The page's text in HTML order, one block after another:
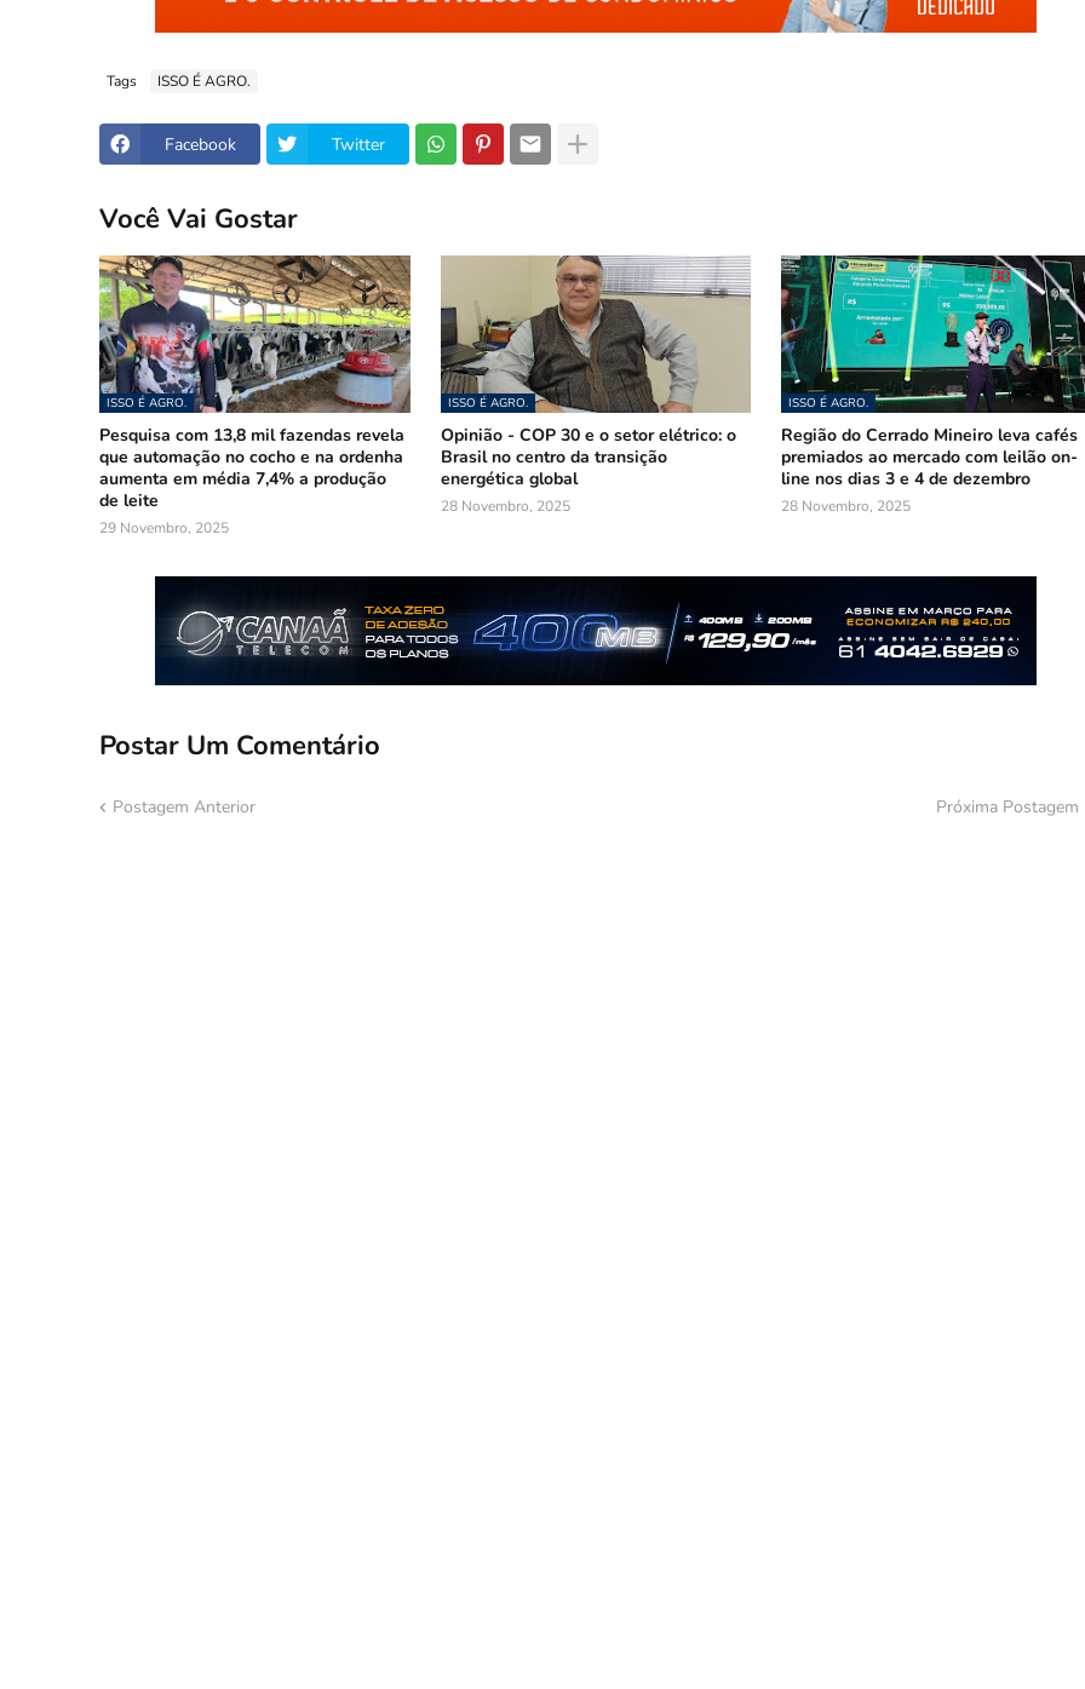
Tags ISSO É AGRO.
Facebook Twitter
Você Vai Gostar
ISSO É AGRO.
Pesquisa com 13,8 mil fazendas revela
que automação no cocho e na ordenha
aumenta em média 7,4% a produção
de leite
29 Novembro, 2025
ISSO É AGRO.
Opinião - COP 30 e o setor elétrico: o
Brasil no centro da transição
energética global
28 Novembro, 2025
ISSO É AGRO.
Região do Cerrado Mineiro leva cafés
premiados ao mercado com leilão on-
line nos dias 3 e 4 de dezembro
28 Novembro, 2025
Postar Um Comentário
Postagem Anterior Próxima Postagem